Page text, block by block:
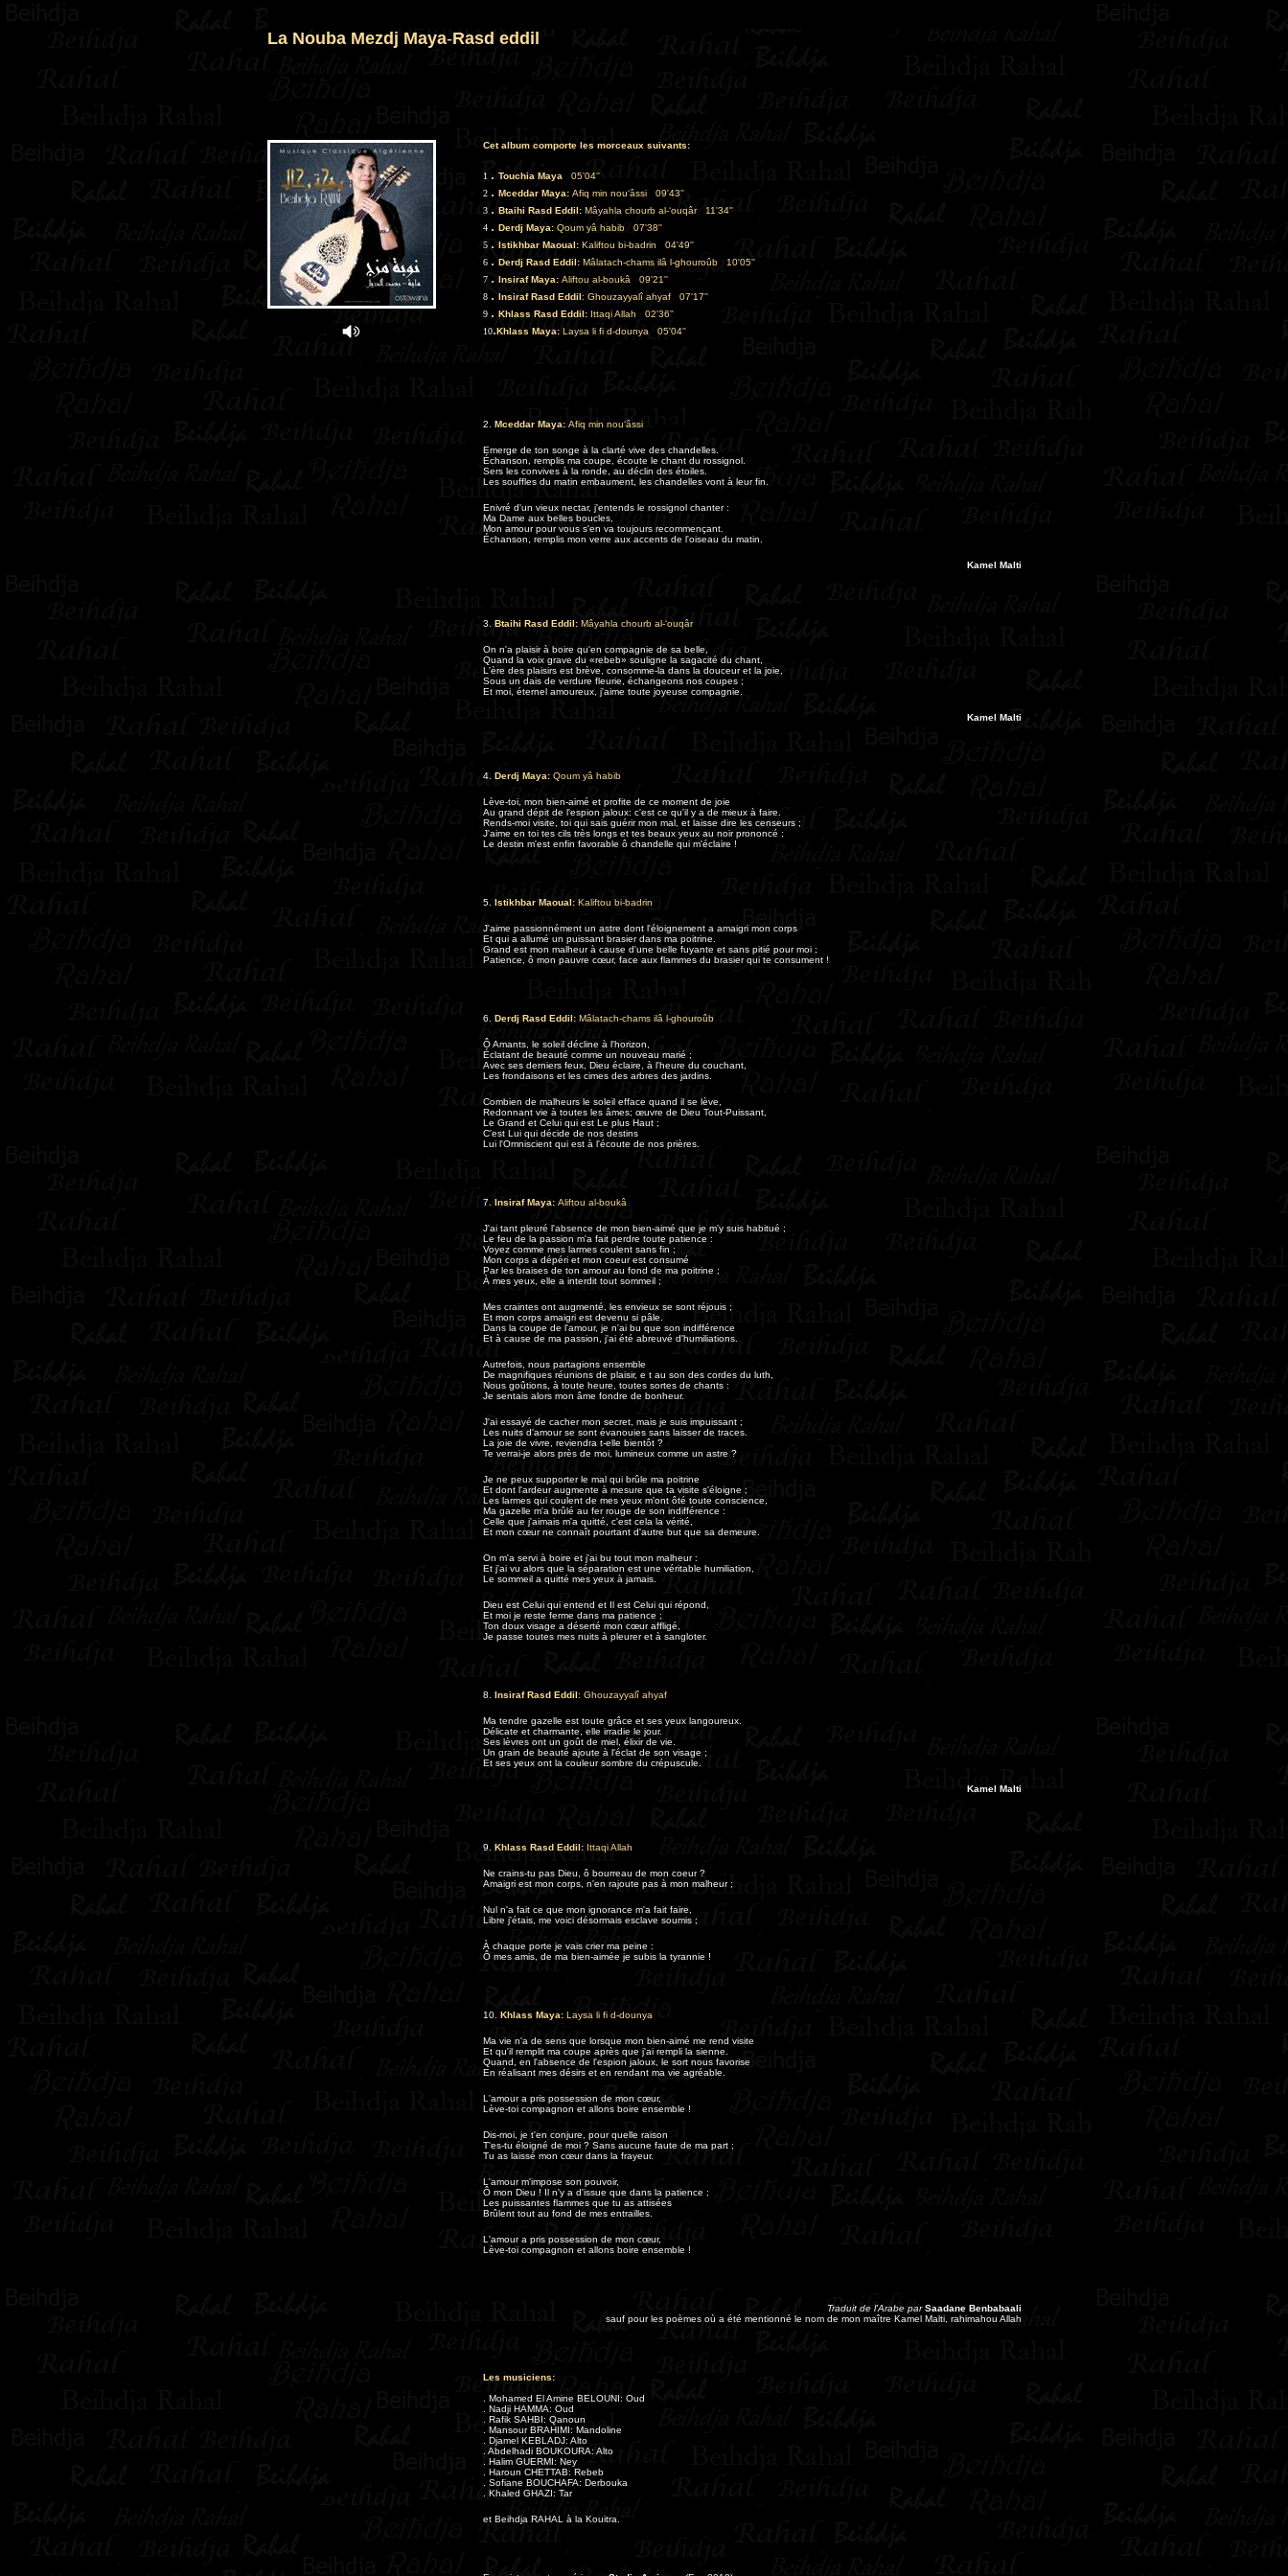
La Nouba Mezdj Maya-Rasd eddil
Cet album comporte les morceaux suivants:
1 . Touchia Maya
05'04''
2 . Mceddar Maya: Afiq min nou‘âssi.. 09'43''
3 . Btaihi Rasd Eddil: Mâyahla chourb al-‘ouqâr..
11'34''
4 . Derdj Maya: Qoum yâ habib.. 07'38''
5 . Istikhbar Maoual: Kaliftou bi-badrin
04'49''
6 . Derdj Rasd Eddil: Mâlatach-chams ilâ l-ghouroûb..
10'05''
7 . Insiraf Maya: Aliftou al-boukâ
09'21''
8 . Insiraf Rasd Eddil: Ghouzayyalî ahyaf.. 07'17''
9 . Khlass Rasd Eddil: Ittaqi Allah
02'36''
10.Khlass Maya: Laysa li fi d-dounya 05'04''
2. Mceddar Maya: Afiq min nou‘âssi
Emerge de ton songe à la clarté vive des chandelles.
Échanson, remplis ma coupe, écoute le chant du rossignol.
Sers les convives à la ronde, au déclin des étoiles.
Les souffles du matin embaument, les chandelles vont à leur fin.
Enivré d'un vieux nectar, j'entends le rossignol chanter :
Ma Dame aux belles boucles,
Mon amour pour vous s'en va toujours recommençant.
Échanson, remplis mon verre aux accents de l'oiseau du matin.
Kamel Malti
3. Btaihi Rasd Eddil: Mâyahla chourb al-‘ouqâr
On n'a plaisir à boire qu'en compagnie de sa belle,
Quand la voix grave du «rebeb» souligne la sagacité du chant,
L'ère des plaisirs est brève, consomme-la dans la douceur et la joie,
Sous un dais de verdure fleurie, échangeons nos coupes ;
Et moi, éternel amoureux, j'aime toute joyeuse compagnie.
Kamel Malti
4. Derdj Maya: Qoum yâ habib
Lève-toi, mon bien-aimé et profite de ce moment de joie
Au grand dépit de l'espion jaloux: c'est ce qu'il y a de mieux à faire.
Rends-moi visite, toi qui sais guérir mon mal, et laisse dire les censeurs ;
J'aime en toi tes cils très longs et tes beaux yeux au noir prononcé ;
Le destin m'est enfin favorable ô chandelle qui m'éclaire !
5. Istikhbar Maoual: Kaliftou bi-badrin
J'aime passionnément un astre dont l'éloignement a amaigri mon corps
Et qui a allumé un puissant brasier dans ma poitrine.
Grand est mon malheur à cause d'une belle fuyante et sans pitié pour moi ;
Patience, ô mon pauvre cœur, face aux flammes du brasier qui te consument !
6. Derdj Rasd Eddil: Mâlatach-chams ilâ l-ghouroûb
Ô Amants, le soleil décline à l'horizon,
Éclatant de beauté comme un nouveau marié ;
Avec ses derniers feux, Dieu éclaire, à l'heure du couchant,
Les frondaisons et les cimes des arbres des jardins.
Combien de malheurs le soleil efface quand il se lève,
Redonnant vie à toutes les âmes; œuvre de Dieu Tout-Puissant,
Le Grand et Celui qui est Le plus Haut ;
C'est Lui qui décide de nos destins
Lui l'Omniscient qui est à l'écoute de nos prières.
7. Insiraf Maya: Aliftou al-boukâ
J'ai tant pleuré l'absence de mon bien-aimé que je m'y suis habitué ;
Le feu de la passion m'a fait perdre toute patience :
Voyez comme mes larmes coulent sans fin ;
Mon corps a dépéri et mon coeur est consumé
Par les braises de ton amour au fond de ma poitrine ;
À mes yeux, elle a interdit tout sommeil ;
Mes craintes ont augmenté, les envieux se sont réjouis ;
Et mon corps amaigri est devenu si pâle.
Dans la coupe de l'amour, je n'ai bu que son indifférence
Et à cause de ma passion, j'ai été abreuvé d'humiliations.
Autrefois, nous partagions ensemble
De magnifiques réunions de plaisir, e t au son des cordes du luth,
Nous goûtions, à toute heure, toutes sortes de chants :
Je sentais alors mon âme fondre de bonheur.
J'ai essayé de cacher mon secret, mais je suis impuissant ;
Les nuits d'amour se sont évanouies sans laisser de traces.
La joie de vivre, reviendra t-elle bientôt ?
Te verrai-je alors près de moi, lumineux comme un astre ?
Je ne peux supporter le mal qui brûle ma poitrine
Et dont l'ardeur augmente à mesure que ta visite s'éloigne ;
Les larmes qui coulent de mes yeux m'ont ôté toute conscience,
Ma gazelle m'a brûlé au fer rouge de son indifférence :
Celle que j'aimais m'a quitté, c'est cela la vérité,
Et mon cœur ne connaît pourtant d'autre but que sa demeure.
On m'a servi à boire et j'ai bu tout mon malheur :
Et j'ai vu alors que la séparation est une véritable humiliation,
Le sommeil a quitté mes yeux à jamais.
Dieu est Celui qui entend et Il est Celui qui répond,
Et moi je reste ferme dans ma patience ;
Ton doux visage a déserté mon cœur affligé,
Je passe toutes mes nuits à pleurer et à sangloter.
8. Insiraf Rasd Eddil: Ghouzayyalî ahyaf
Ma tendre gazelle est toute grâce et ses yeux langoureux.
Délicate et charmante, elle irradie le jour.
Ses lèvres ont un goût de miel, élixir de vie.
Un grain de beauté ajoute à l'éclat de son visage ;
Et ses yeux ont la couleur sombre du crépuscule.
Kamel Malti
9. Khlass Rasd Eddil: Ittaqi Allah
Ne crains-tu pas Dieu, ô bourreau de mon coeur ?
Amaigri est mon corps, n'en rajoute pas à mon malheur ;
Nul n'a fait ce que mon ignorance m'a fait faire,
Libre j'étais, me voici désormais esclave soumis ;
À chaque porte je vais crier ma peine :
Ô mes amis, de ma bien-aimée je subis la tyrannie !
10. Khlass Maya: Laysa li fi d-dounya
Ma vie n'a de sens que lorsque mon bien-aimé me rend visite
Et qu'il remplit ma coupe après que j'ai rempli la sienne.
Quand, en l'absence de l'espion jaloux, le sort nous favorise
En réalisant mes désirs et en rendant ma vie agréable.
L'amour a pris possession de mon cœur,
Lève-toi compagnon et allons boire ensemble !
Dis-moi, je t'en conjure, pour quelle raison
T'es-tu éloigné de moi ? Sans aucune faute de ma part ;
Tu as laissé mon cœur dans la frayeur.
L'amour m'impose son pouvoir,
Ô mon Dieu ! Il n'y a d'issue que dans la patience ;
Les puissantes flammes que tu as attisées
Brûlent tout au fond de mes entrailles.
L'amour a pris possession de mon cœur,
Lève-toi compagnon et allons boire ensemble !
Traduit de l'Arabe parSaadane Benbabaali
sauf pour les poèmes où a été mentionné le nom de mon maître Kamel Malti, rahimahou Allah
Les musiciens:
. Mohamed El Amine BELOUNI: Oud
. Nadji HAMMA: Oud
. Rafik SAHBI: Qanoun
. Mansour BRAHIMI: Mandoline
. Djamel KEBLADJ: Alto
. Abdelhadi BOUKOURA: Alto
. Halim GUERMI: Ney
. Haroun CHETTAB: Rebeb
. Sofiane BOUCHAFA: Derbouka
. Khaled GHAZI: Tar
et Beihdja RAHAL à la Kouitra.